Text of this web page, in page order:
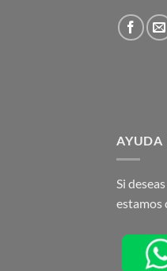
AYUDA
Si
estamos